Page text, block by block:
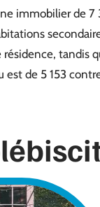
immobilier de 7
tandis
est de 5 153